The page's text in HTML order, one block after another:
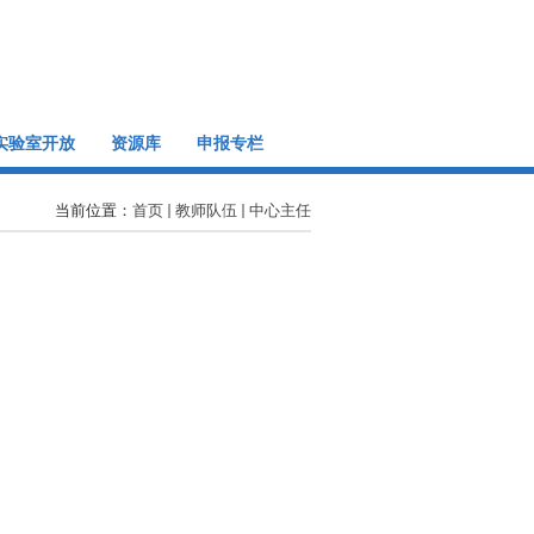
验室开放 资源库 申报专栏
当前位置： 首页 教师队伍 中心主任